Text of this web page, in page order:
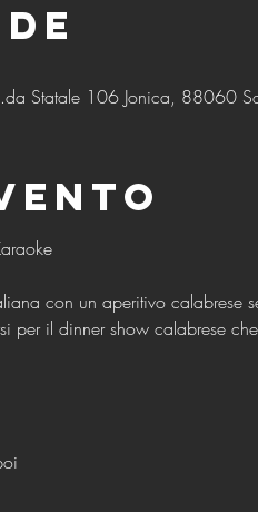
Statale 106 Jonica, 88060
Mercoledì: Aperitivo Italiano Calabrese e Karaoke
con un aperitivo calabrese
il dinner show calabrese